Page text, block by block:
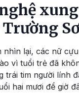
nhìn lại, các nữ
vì tuổi trẻ đã
trái tim người lính
hai mươi để giờ